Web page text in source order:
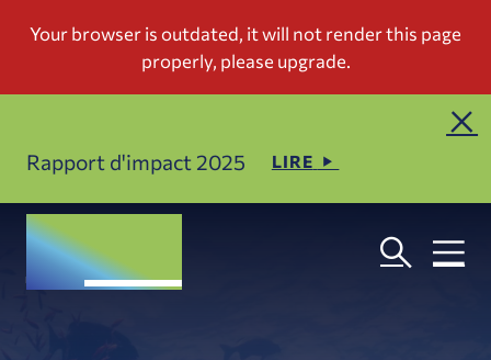
Rapport d'impact 2025 LIRE